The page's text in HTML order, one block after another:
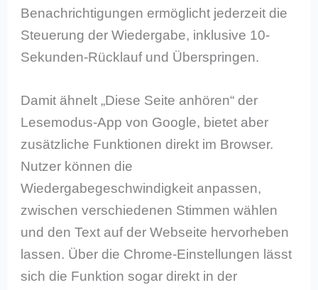
Benachrichtigungen ermöglicht jederzeit die
Steuerung der Wiedergabe, inklusive 10-
Sekunden-Rücklauf und Überspringen.
Damit ähnelt „Diese Seite anhören“ der
Lesemodus-App von Google, bietet aber
zusätzliche Funktionen direkt im Browser.
Nutzer können die
Wiedergabegeschwindigkeit anpassen,
zwischen verschiedenen Stimmen wählen
und den Text auf der Webseite hervorheben
lassen. Über die Chrome-Einstellungen lässt
sich die Funktion sogar direkt in der